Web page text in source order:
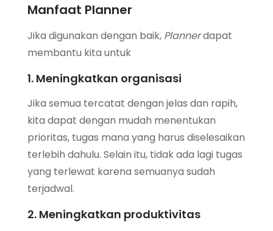
Manfaat Planner
Jika digunakan dengan baik, Plannerdapat
membantu kita untuk
1. Meningkatkan organisasi
Jika semua tercatat dengan jelas dan rapih,
kita dapat dengan mudah menentukan
prioritas, tugas mana yang harus diselesaikan
terlebih dahulu. Selain itu, tidak ada lagi tugas
yang terlewat karena semuanya sudah
terjadwal.
2. Meningkatkan produktivitas